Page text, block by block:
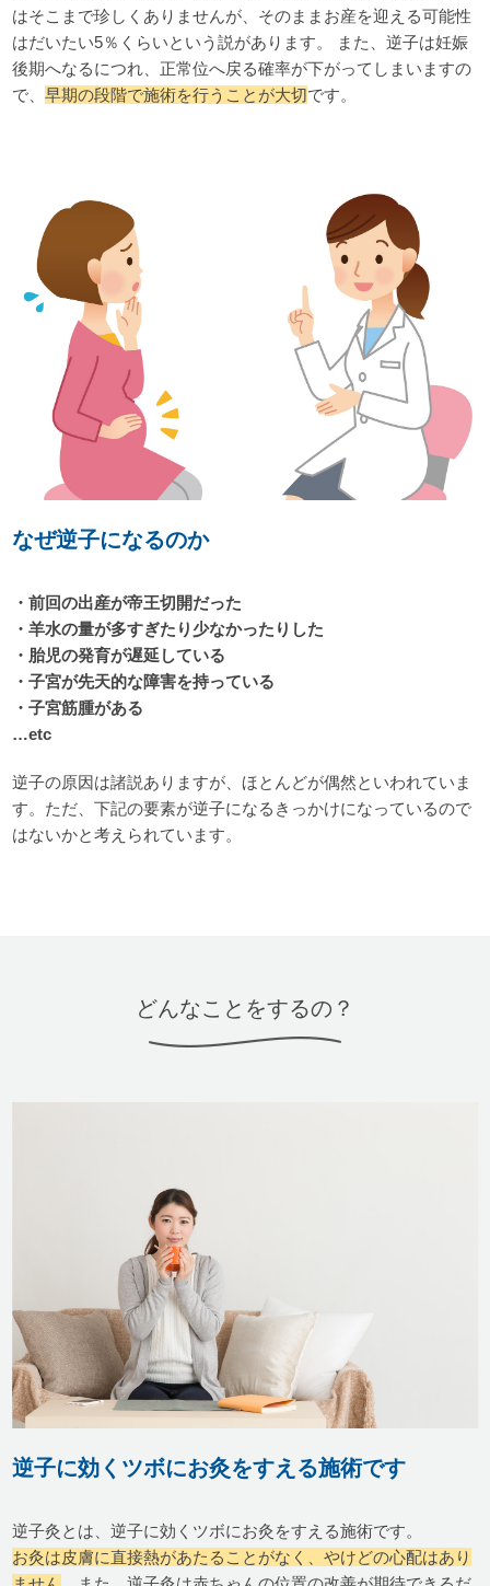
はそこまで珍しくありませんが、そのままお産を迎える可能性
はだいたい5％くらいという説があります。 また、逆子は妊娠
後期へなるにつれ、正常位へ戻る確率が下がってしまいますの
で、早期の段階で施術を行うことが大切です。
なぜ逆子になるのか
・前回の出産が帝王切開だった
・羊水の量が多すぎたり少なかったりした
・胎児の発育が遅延している
・子宮が先天的な障害を持っている
・子宮筋腫がある
…etc
逆子の原因は諸説ありますが、ほとんどが偶然といわれていま
す。ただ、下記の要素が逆子になるきっかけになっているので
はないかと考えられています。
どんなことをするの？
逆子に効くツボにお灸をすえる施術です
逆子灸とは、逆子に効くツボにお灸をすえる施術です。
お灸は皮膚に直接熱があたることがなく、やけどの心配はあり